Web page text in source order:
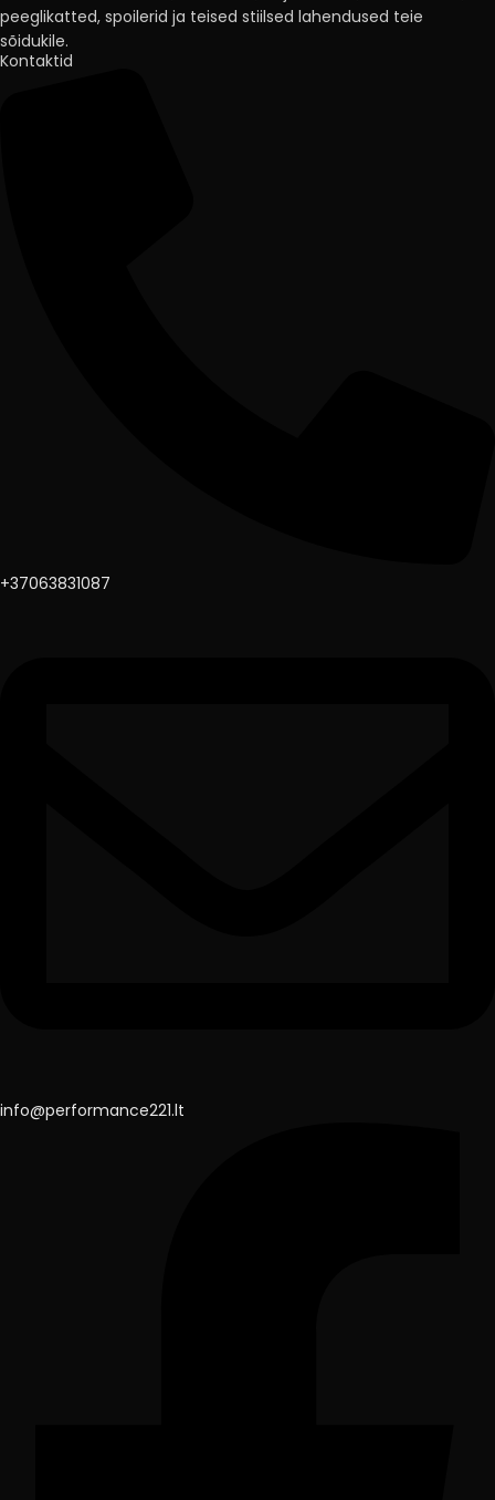
peeglikatted, spoilerid ja teised stiilsed lahendused teie
sõidukile.
Kontaktid
+37063831087
info@performance221.lt